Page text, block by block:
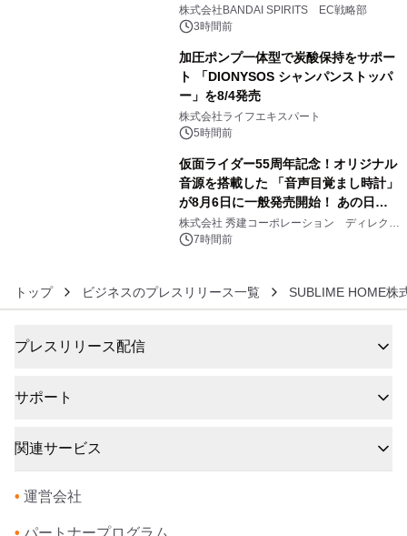
株式会社BANDAI SPIRITS EC戦略部
3時間前
加圧ポンプ一体型で炭酸保持をサポー
ト 「DIONYSOS シャンパンストッパ
ー」を8/4発売
株式会社ライフエキスパート
5時間前
仮面ライダー55周年記念！オリジナル
音源を搭載した 「音声目覚まし時計」
が8月6日に一般発売開始！ あの日の
大興奮が今甦る
株式会社 秀建コーポレーション ディレクト
アートギャラリー
7時間前
トップ ビジネスのプレスリリース一覧 SUBLIME HOME株
プレスリリース配信
サポート
関連サービス
• 運営会社
• パートナープログラム